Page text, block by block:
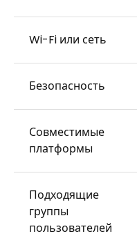
Wi-Fi или сеть
Безопасность
Совместимые
платформы
Подходящие
группы
пользователей